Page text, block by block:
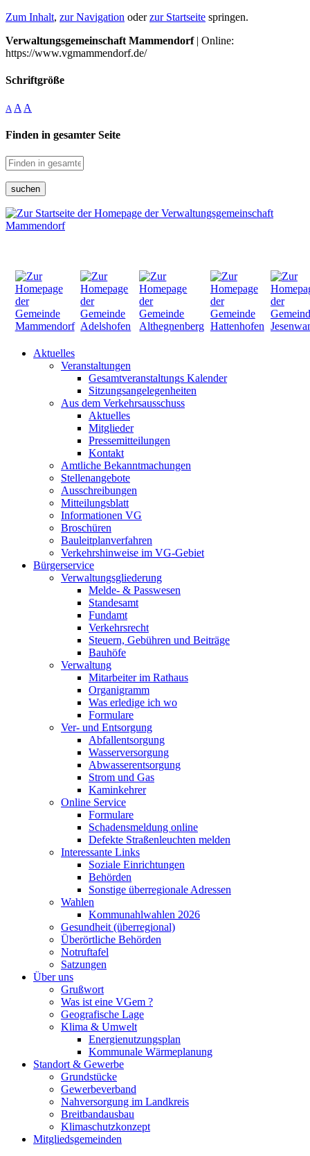
Zum Inhalt, zur Navigation oderzur Startseite springen.
Verwaltungsgemeinschaft Mammendorf| Online:
https://www.vgmammendorf.de/
Schriftgröße
A A A
Finden in gesamter Seite
suchen
Aktuelles
Veranstaltungen
Gesamtveranstaltungs Kalender
Sitzungsangelegenheiten
Aus dem Verkehrsausschuss
Aktuelles
Mitglieder
Pressemitteilungen
Kontakt
Amtliche Bekanntmachungen
Stellenangebote
Ausschreibungen
Mitteilungsblatt
Informationen VG
Broschüren
Bauleitplanverfahren
Verkehrshinweise im VG-Gebiet
Bürgerservice
Verwaltungsgliederung
Melde- & Passwesen
Standesamt
Fundamt
Verkehrsrecht
Steuern, Gebühren und Beiträge
Bauhöfe
Verwaltung
Mitarbeiter im Rathaus
Organigramm
Was erledige ich wo
Formulare
Ver- und Entsorgung
Abfallentsorgung
Wasserversorgung
Abwasserentsorgung
Strom und Gas
Kaminkehrer
Online Service
Formulare
Schadensmeldung online
Defekte Straßenleuchten melden
Interessante Links
Soziale Einrichtungen
Behörden
Sonstige überregionale Adressen
Wahlen
Kommunahlwahlen 2026
Gesundheit (überregional)
Überörtliche Behörden
Notruftafel
Satzungen
Über uns
Grußwort
Was ist eine VGem ?
Geografische Lage
Klima & Umwelt
Energienutzungsplan
Kommunale Wärmeplanung
Standort & Gewerbe
Grundstücke
Gewerbeverband
Nahversorgung im Landkreis
Breitbandausbau
Klimaschutzkonzept
Mitgliedsgemeinden